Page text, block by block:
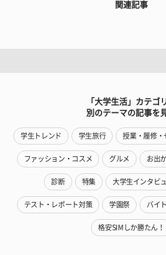
関連記事
「大学生活」カテゴ
別のテーマの記事を
学生トレンド 学生旅行 授業・履修・
ファッション・コスメ グルメ お出
診断 特集 大学生インタビ
テスト・レポート対策 学園祭 バイ
格安SIMしか勝たん！